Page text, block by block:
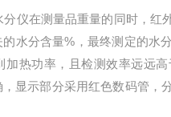
仪在测量品重量的同时，红
水分含量%，最终测定的水
加热功率，且检测效率远远
显示部分采用红色数码管，